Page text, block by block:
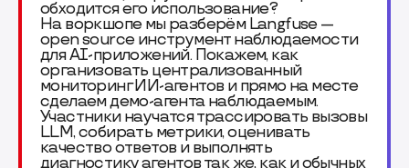
обходится его использование?
На воркшопе мы разберём Langfuse —
open source инструмент наблюдаемости
для AI-приложений. Покажем, как
организовать централизованный
мониторинг ИИ-агентов и прямо на месте
сделаем демо-агента наблюдаемым.
Участники научатся трассировать вызовы
LLM, собирать метрики, оценивать
качество ответов и выполнять
диагностику агентов так же, как и обычных